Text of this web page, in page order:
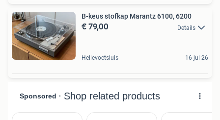
B-keus stofkap Marantz 6100, 6200
€ 79,00 Details
Hellevoetsluis 16 jul 26